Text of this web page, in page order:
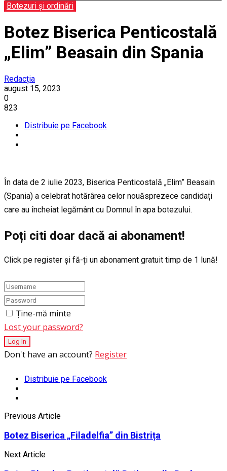
Botezuri și ordinări
Botez Biserica Penticostală
„Elim” Beasain din Spania
Redacția
august 15, 2023
0
823
Distribuie pe Facebook
În data de 2 iulie 2023, Biserica Penticostală „Elim” Beasain
(Spania) a celebrat hotărârea celor nouăsprezece candidați
care au încheiat legământ cu Domnul în apa botezului.
Poți citi doar dacă ai abonament!
Click pe register și fă-ți un abonament gratuit timp de 1 lună!
Ține-mă minte
Lost your password?
Don't have an account? Register
Distribuie pe Facebook
Previous Article
Botez Biserica „Filadelfia” din Bistrița
Next Article